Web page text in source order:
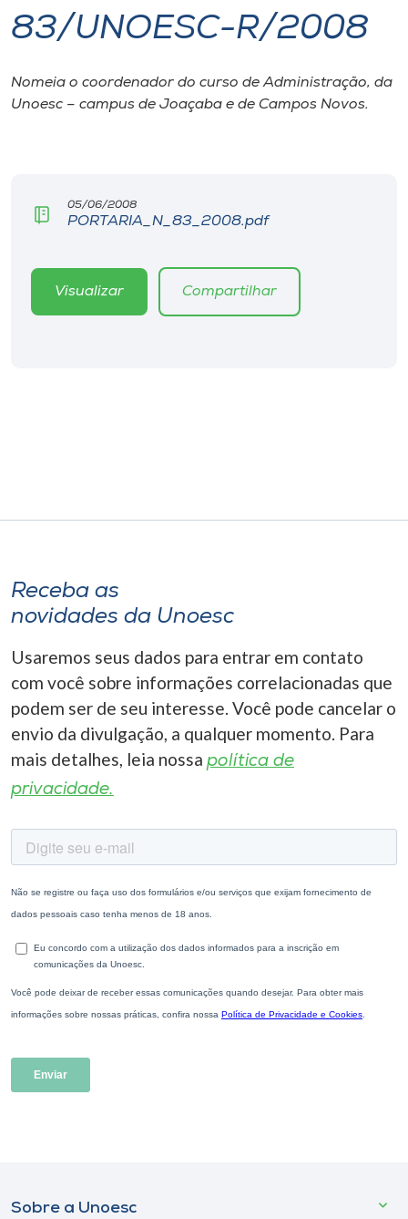
I.nova
Diplomados
CPA
Editora
Selecione
o idioma
83/UNOESC-R/2008
Nomeia o coordenador do curso de Administração, da
Unoesc – campus de Joaçaba e de Campos Novos.
05/06/2008
PORTARIA_N_83_2008.pdf
Visualizar Compartilhar
Receba as
novidades da Unoesc
Usaremos seus dados para entrar em contato
com você sobre informações correlacionadas que
podem ser de seu interesse. Você pode cancelar o
envio da divulgação, a qualquer momento. Para
mais detalhes, leia nossa política de
privacidade.
Sobre a Unoesc